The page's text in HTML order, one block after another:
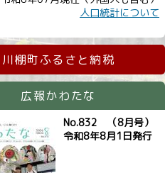
「ビアガーデン in
イベント 大村湾で磯遊び in
イベント 「こどもメディア
イベント 第58回かわたな夏
イベント
謎解き×かわたな
ントについて
イベント
人口統計について
川棚町ふるさと納税
広報かわたな
No.832 （8月号）
令和8年8月1日発行